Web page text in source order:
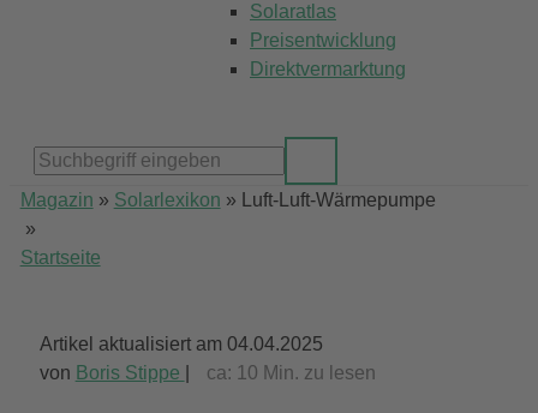
Solaratlas
Preisentwicklung
Direktvermarktung
Startseite
»
Magazin » Solarlexikon » Luft-Luft-Wärmepumpe
Artikel aktualisiert am 04.04.2025
von Boris Stippe ca: 10 Min. zu lesen